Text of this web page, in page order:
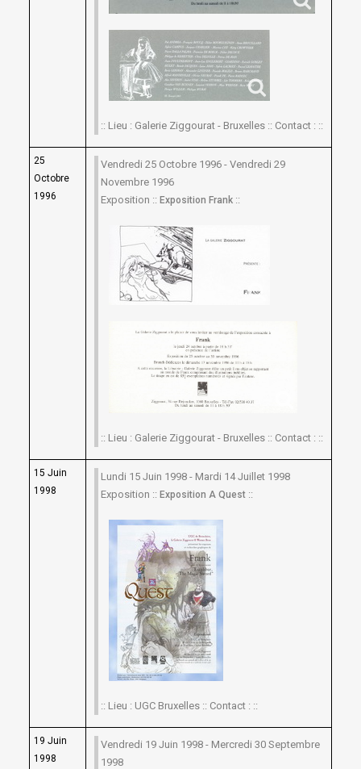
:: Lieu : Galerie Ziggourat - Bruxelles :: Contact : ::
25
Octobre
1996
Vendredi 25 Octobre 1996 - Vendredi 29
Novembre 1996
Exposition :: Exposition Frank ::
:: Lieu : Galerie Ziggourat - Bruxelles :: Contact : ::
15 Juin
1998
Lundi 15 Juin 1998 - Mardi 14 Juillet 1998
Exposition :: Exposition A Quest ::
:: Lieu : UGC Bruxelles :: Contact : ::
19 Juin
1998
Vendredi 19 Juin 1998 - Mercredi 30 Septembre
1998